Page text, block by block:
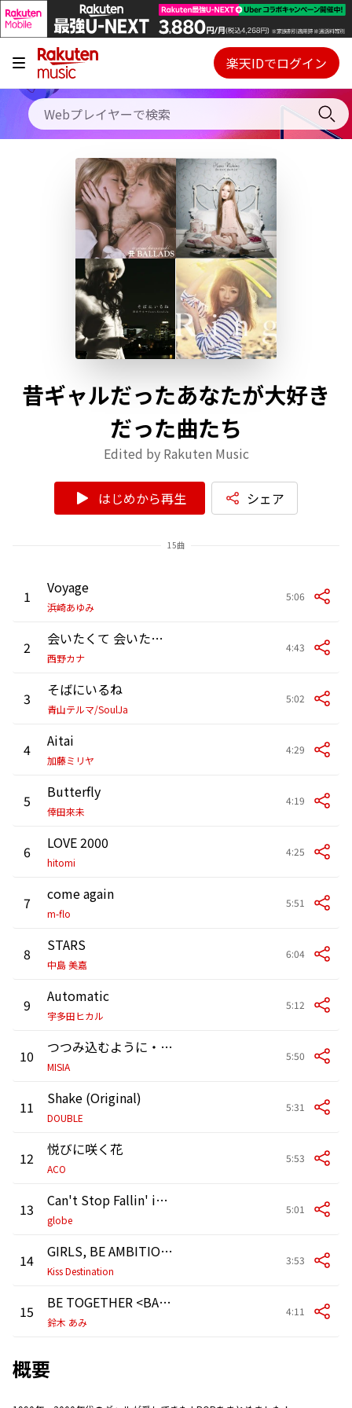
キャンペーン
料金プラン
使い方
初回30日間無料お試し
Webプレイヤー
ご契約内容の確認・変更
楽天IDでログイン
昔ギャルだったあなたが大好き
だった曲たち
Edited by Rakuten Music
はじめから再生 シェア
15曲
1 Voyage
浜崎あゆみ
5:06
2 会いたくて 会いたくて
西野カナ
4:43
3 そばにいるね
青山テルマ/SoulJa
5:02
4 Aitai
加藤ミリヤ
4:29
5 Butterfly
倖田來未
4:19
6 LOVE 2000
hitomi
4:25
7 come again
m-flo
5:51
8 STARS
中島 美嘉
6:04
9 Automatic
宇多田ヒカル
5:12
10 つつみ込むように・・・
MISIA
5:50
11 Shake (Original)
DOUBLE
5:31
12 悦びに咲く花
ACO
5:53
13 Can't Stop Fallin' in Love
globe
5:01
14 GIRLS, BE AMBITIOUS! (album mix) (Album Mix)
Kiss Destination
3:53
15 BE TOGETHER <BAND MIX> (Band Mix)
鈴木 あみ
4:11
概要